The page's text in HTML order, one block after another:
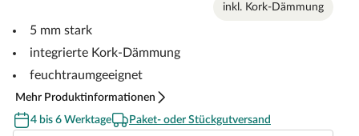
inkl. Kork-Dämmung
5 mm stark
integrierte Kork-Dämmung
feuchtraumgeeignet
Mehr Produktinformationen
4 bis 6 Werktage
Paket- oder Stückgutversand